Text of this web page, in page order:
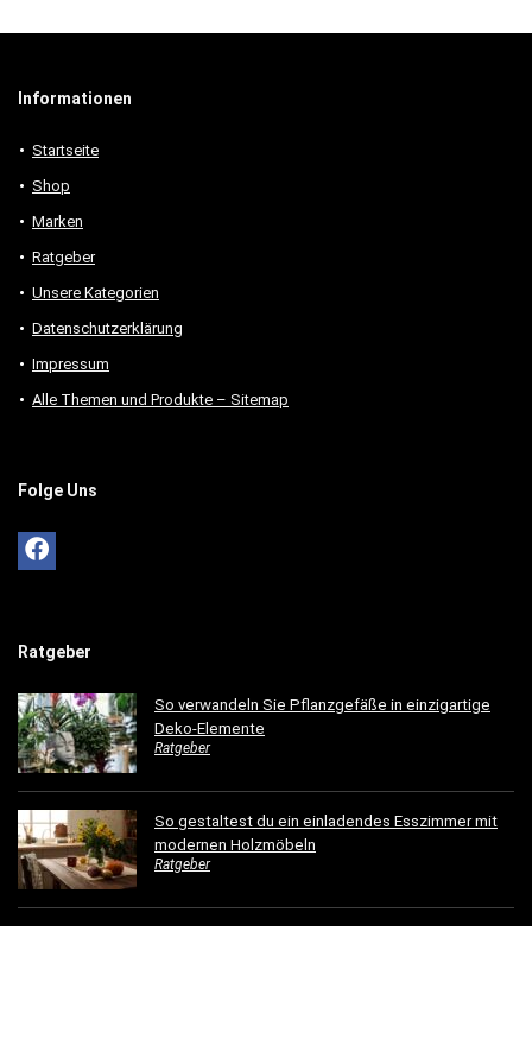
Informationen
Startseite
Shop
Marken
Ratgeber
Unsere Kategorien
Datenschutzerklärung
Impressum
Alle Themen und Produkte – Sitemap
Folge Uns
Ratgeber
So verwandeln Sie Pflanzgefäße in einzigartige
Deko-Elemente
Ratgeber
So gestaltest du ein einladendes Esszimmer mit
modernen Holzmöbeln
Ratgeber